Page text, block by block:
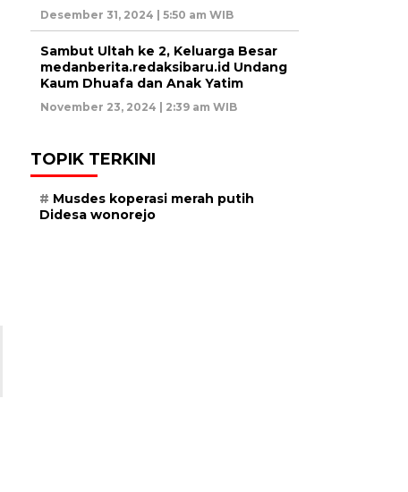
Desember 31, 2024 | 5:50 am WIB
Sambut Ultah ke 2, Keluarga Besar
medanberita.redaksibaru.id Undang
Kaum Dhuafa dan Anak Yatim
November 23, 2024 | 2:39 am WIB
TOPIK TERKINI
Musdes koperasi merah putih
Didesa wonorejo